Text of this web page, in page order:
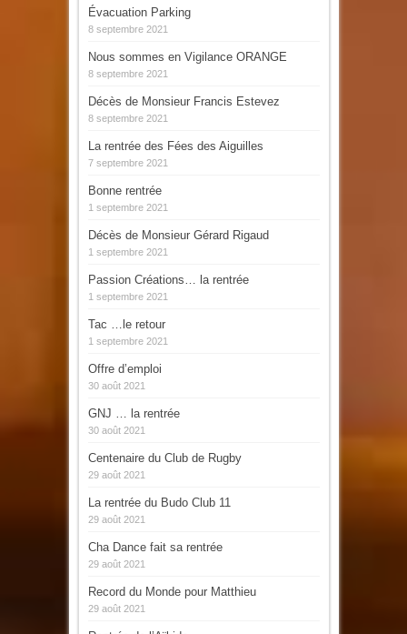
Évacuation Parking
8 septembre 2021
Nous sommes en Vigilance ORANGE
8 septembre 2021
Décès de Monsieur Francis Estevez
8 septembre 2021
La rentrée des Fées des Aiguilles
7 septembre 2021
Bonne rentrée
1 septembre 2021
Décès de Monsieur Gérard Rigaud
1 septembre 2021
Passion Créations… la rentrée
1 septembre 2021
Tac …le retour
1 septembre 2021
Offre d’emploi
30 août 2021
GNJ … la rentrée
30 août 2021
Centenaire du Club de Rugby
29 août 2021
La rentrée du Budo Club 11
29 août 2021
Cha Dance fait sa rentrée
29 août 2021
Record du Monde pour Matthieu
29 août 2021